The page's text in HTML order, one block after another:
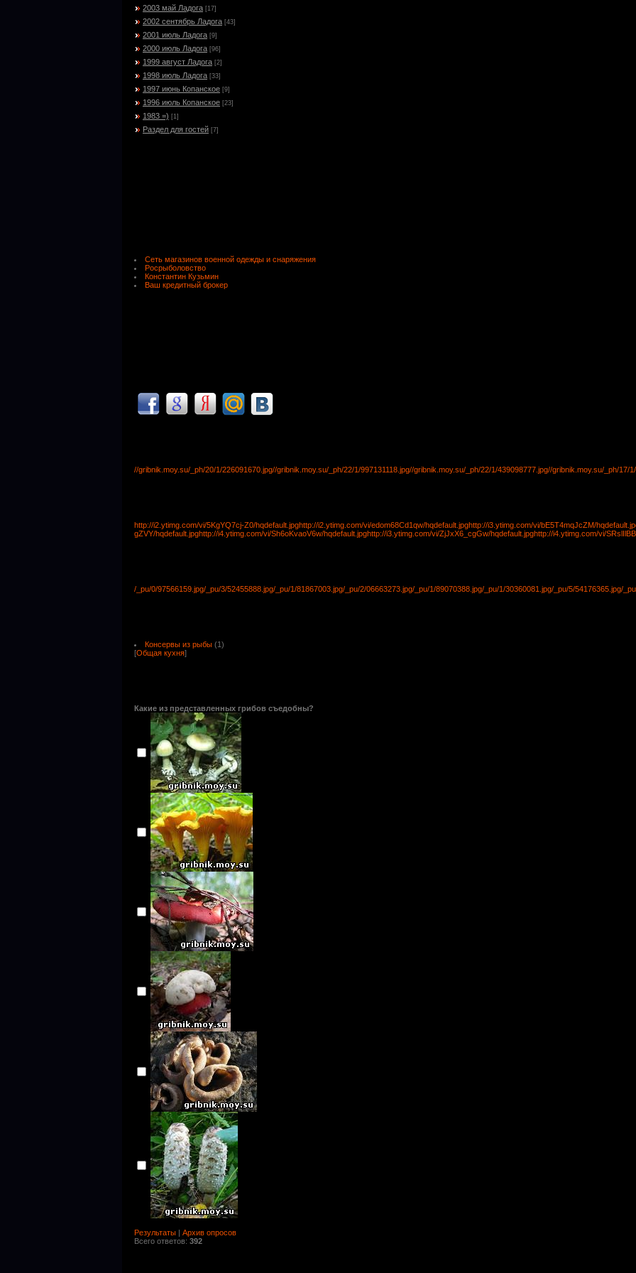
2003 май Ладога [17]
2002 сентябрь Ладога [43]
2001 июль Ладога [9]
2000 июль Ладога [96]
1999 август Ладога [2]
1998 июль Ладога [33]
1997 июнь Копанское [9]
1996 июль Копанское [23]
1983 =) [1]
Раздел для гостей [7]
Сеть магазинов военной одежды и снаряжения
Росрыболовство
Константин Кузьмин
Ваш кредитный брокер
//gribnik.moy.su/_ph/20/1/226091670.jpg//gribnik.moy.su/_ph/22/1/997131118.jpg//gribnik.moy.su/_ph/22/1/439098777.jpg//gribnik.moy.su/_ph/17/
http://i2.ytimg.com/vi/5KgYQ7cj-Z0/hqdefault.jpghttp://i2.ytimg.com/vi/edom68Cd1qw/hqdefault.jpghttp://i3.ytimg.com/vi/bE5T4mqJcZM/
gZVY/hqdefault.jpghttp://i4.ytimg.com/vi/Sh6oKvaoV6w/hqdefault.jpghttp://i3.ytimg.com/vi/ZjJxX6_cgGw/hqdefault.jpghttp://i4.ytimg.com/vi/
/_pu/0/97566159.jpg/_pu/3/52455888.jpg/_pu/1/81867003.jpg/_pu/2/06663273.jpg/_pu/1/89070388.jpg/_pu/1/30360081.jpg/_pu/5/54176365.jpg/
Консервы из рыбы (1)
[Общая кухня]
Какие из представленных грибов съедобны?
Результаты | Архив опросов
Всего ответов: 392